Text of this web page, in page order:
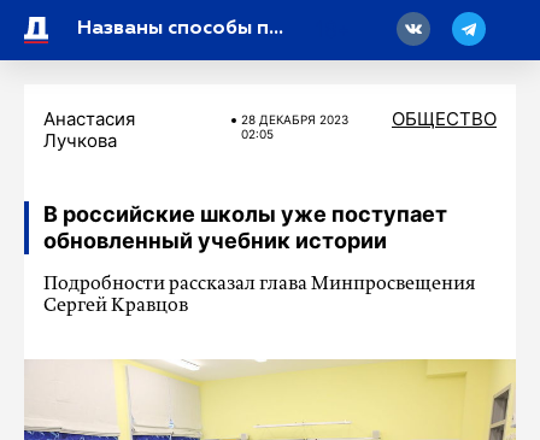
Названы способы поднять себе настроение перед Новым годом
Анастасия
Лучкова
28 ДЕКАБРЯ 2023
02:05
ОБЩЕСТВО
В российские школы уже поступает
обновленный учебник истории
Подробности рассказал глава Минпросвещения
Сергей Кравцов